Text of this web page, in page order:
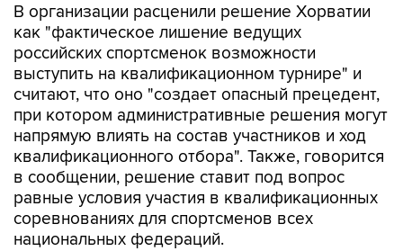
В организации расценили решение Хорватии
как "фактическое лишение ведущих
российских спортсменок возможности
выступить на квалификационном турнире" и
считают, что оно "создает опасный прецедент,
при котором административные решения могут
напрямую влиять на состав участников и ход
квалификационного отбора". Также, говорится
в сообщении, решение ставит под вопрос
равные условия участия в квалификационных
соревнованиях для спортсменов всех
национальных федераций.